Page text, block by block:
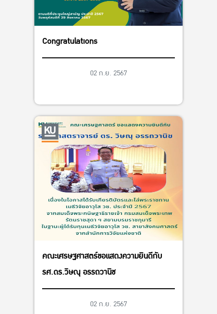
Congratulations
02 ก.ย. 2567
คณะเศรษฐศาสตร์ขอแสดงความยินดีกับ
รศ.ดร.วิษณุ อรรถวานิช
02 ก.ย. 2567